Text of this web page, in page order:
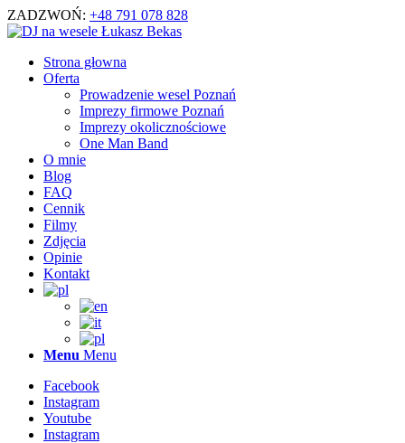
ZADZWOŃ: +48 791 078 828
Strona głowna
Oferta
Prowadzenie wesel Poznań
Imprezy firmowe Poznań
Imprezy okolicznościowe
One Man Band
O mnie
Blog
FAQ
Cennik
Filmy
Zdjęcia
Opinie
Kontakt
Menu Menu
Facebook
Instagram
Youtube
Instagram